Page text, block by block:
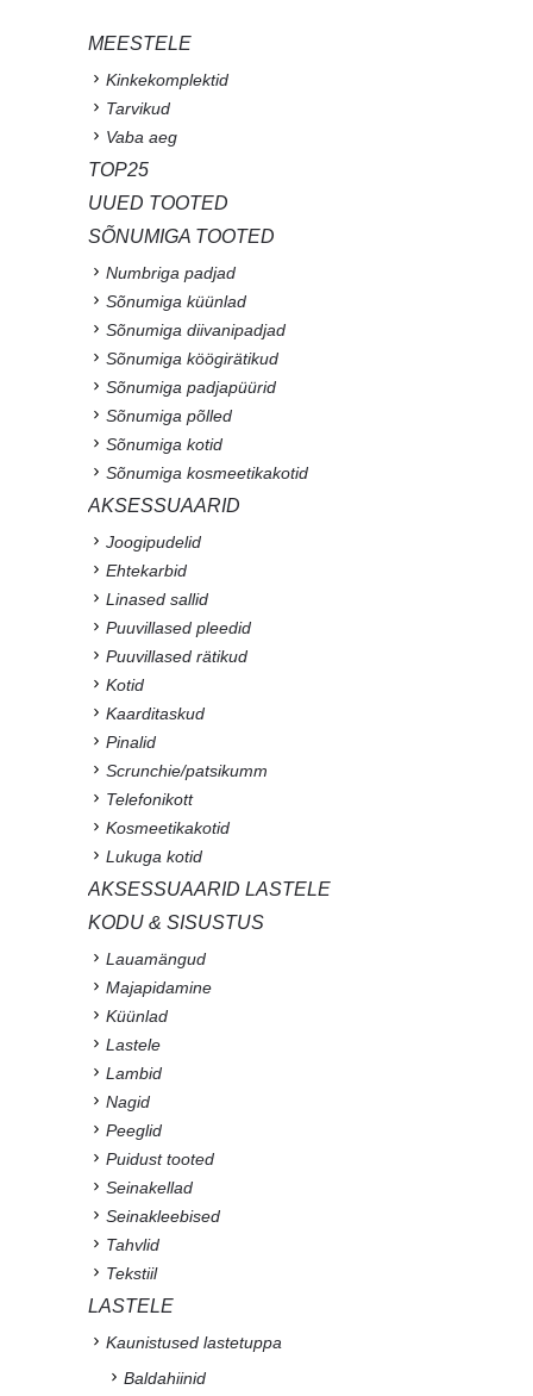
MEESTELE
Kinkekomplektid
Tarvikud
Vaba aeg
TOP25
UUED TOOTED
SÕNUMIGA TOOTED
Numbriga padjad
Sõnumiga küünlad
Sõnumiga diivanipadjad
Sõnumiga köögirätikud
Sõnumiga padjapüürid
Sõnumiga põlled
Sõnumiga kotid
Sõnumiga kosmeetikakotid
AKSESSUAARID
Joogipudelid
Ehtekarbid
Linased sallid
Puuvillased pleedid
Puuvillased rätikud
Kotid
Kaarditaskud
Pinalid
Scrunchie/patsikumm
Telefonikott
Kosmeetikakotid
Lukuga kotid
AKSESSUAARID LASTELE
KODU & SISUSTUS
Lauamängud
Majapidamine
Küünlad
Lastele
Lambid
Nagid
Peeglid
Puidust tooted
Seinakellad
Seinakleebised
Tahvlid
Tekstiil
LASTELE
Kaunistused lastetuppa
Baldahiinid